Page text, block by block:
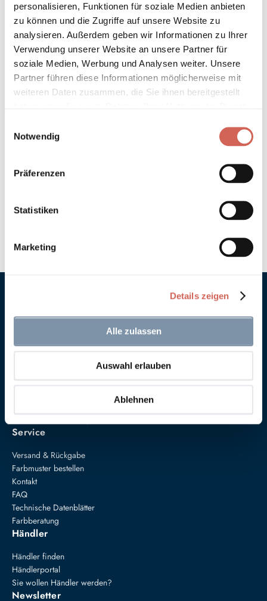
personalisieren, Funktionen für soziale Medien anbieten
zu können und die Zugriffe auf unsere Website zu
analysieren. Außerdem geben wir Informationen zu Ihrer
Verwendung unserer Website an unsere Partner für
soziale Medien, Werbung und Analysen weiter. Unsere
Partner führen diese Informationen möglicherweise mit
weiteren Daten zusammen, die Sie ihnen bereitgestellt
Notwendig
Präferenzen
Statistiken
Marketing
Details zeigen
Alle zulassen
Auswahl erlauben
Ablehnen
* Gilt für Lieferungen innerhalb Deutschlands, Lieferzeiten für andere
Länder entnehmen Sie bitte unserenVersandinformationen .
Technische Details und Hinweise
Hinweis zur Grundierung
Hinweis zur Farbtongenauigkeit
Anna von Mangoldt GmbH & Co. KG
Speckgraben 19
Service
Versand & Rückgabe
Farbmuster bestellen
Kontakt
FAQ
Technische Datenblätter
Farbberatung
Händler
Händler finden
Händlerportal
Sie wollen Händler werden?
Newsletter